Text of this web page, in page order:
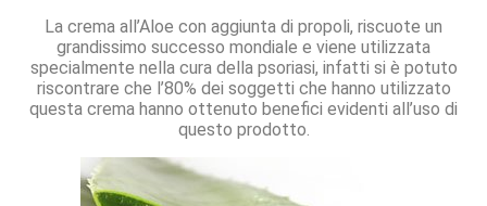
La crema all’Aloe con aggiunta di propoli, riscuote un
grandissimo successo mondiale e viene utilizzata
specialmente nella cura della psoriasi, infatti si è potuto
riscontrare che l’80% dei soggetti che hanno utilizzato
questa crema hanno ottenuto benefici evidenti all’uso di
questo prodotto.